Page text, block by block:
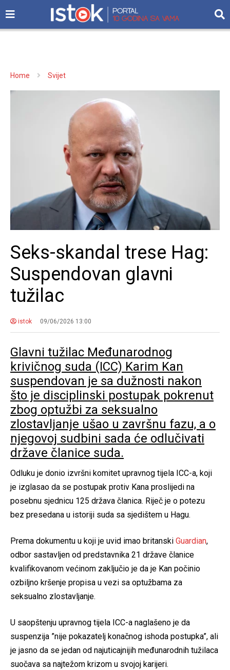
Home Svijet
Seks-skandal trese Hag:
Suspendovan glavni
tužilac
istok 09/06/2026 13:00
Glavni tužilac Međunarodnog
krivičnog suda (ICC) Karim Kan
suspendovan je sa dužnosti nakon
što je disciplinski postupak pokrenut
zbog optužbi za seksualno
zlostavljanje ušao u završnu fazu, a o
njegovoj sudbini sada će odlučivati
države članice suda.
Odluku je donio izvršni komitet upravnog tijela ICC-a, koji
je izglasao da se postupak protiv Kana proslijedi na
posebnu sjednicu 125 država članica. Riječ je o potezu
bez presedana u istoriji suda sa sjedištem u Hagu.
Prema dokumentu u koji je uvid imao britanski Guardian,
odbor sastavljen od predstavnika 21 države članice
kvalifikovanom većinom zaključio je da je Kan počinio
ozbiljno kršenje propisa u vezi sa optužbama za
seksualno zlostavljanje.
U saopštenju upravnog tijela ICC-a naglašeno je da
suspenzija ”nije pokazatelj konačnog ishoda postupka”, ali
je jasno da se jedan od najuticajnijih međunarodnih tužilaca
suočava sa najtežom krizom u svojoj karijeri.